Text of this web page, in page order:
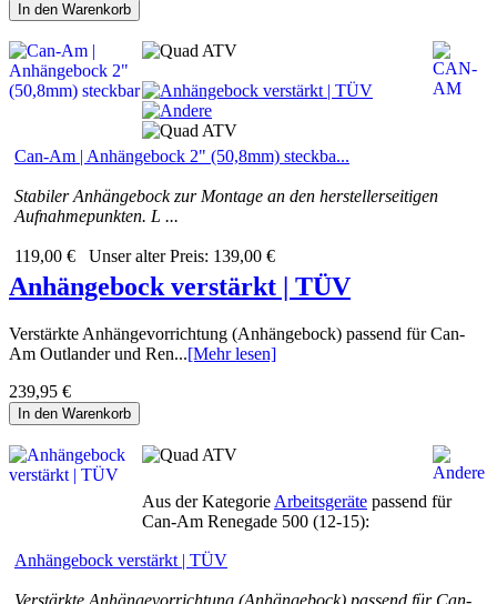
In den Warenkorb
Can-Am | Anhängebock 2" (50,8mm) steckba...
Stabiler Anhängebock zur Montage an den herstellerseitigen
Aufnahmepunkten. L ...
119,00 € Unser alter Preis: 139,00 €
Anhängebock verstärkt | TÜV
Verstärkte Anhängevorrichtung (Anhängebock) passend für Can-
Am Outlander und Ren...[Mehr lesen]
239,95 €
In den Warenkorb
Anhängebock verstärkt | TÜV
Aus der Kategorie Arbeitsgeräte passend für
Can-Am Renegade 500 (12-15):